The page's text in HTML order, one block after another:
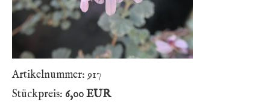
Artikelnummer: 917
Stückpreis: 6,00 EUR